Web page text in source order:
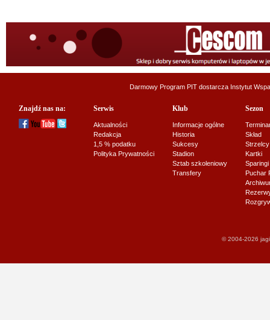
Darmowy Program PIT dostarcza Instytut
Znajdź nas na: Serwis
Aktualności
Redakcja
1,5 % podatku
Polityka Prywatności
Klub
Informacje ogólne
Historia
Sukcesy
Stadion
Sztab szkoleniowy
Transfery
Sezon
Skład
Strzelcy
Kartki
Sparingi
Puchar
© 2004-2026